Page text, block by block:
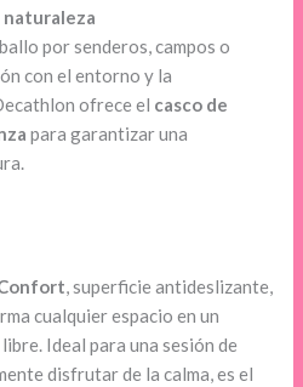
naturaleza
por senderos, campos o
con el entorno y la
ofrece el casco de
para garantizar una
, superficie antideslizante,
cualquier espacio en un
Ideal para una sesión de
disfrutar de la calma, es el